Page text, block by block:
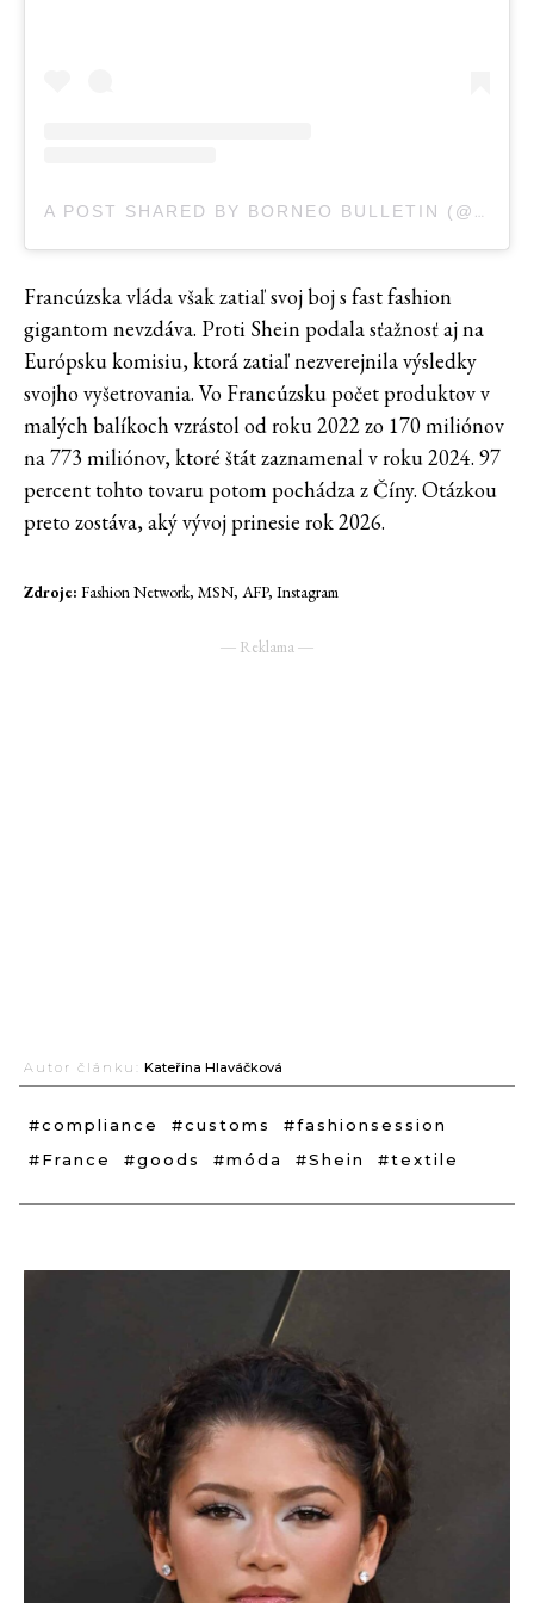
A POST SHARED BY BORNEO BULLETIN (@BORNEOBULLETIN)
Francúzska vláda však zatiaľ svoj boj s fast fashion
gigantom nevzdáva. Proti Shein podala sťažnosť aj na
Európsku komisiu, ktorá zatiaľ nezverejnila výsledky
svojho vyšetrovania. Vo Francúzsku počet produktov v
malých balíkoch vzrástol od roku 2022 zo 170 miliónov
na 773 miliónov, ktoré štát zaznamenal v roku 2024. 97
percent tohto tovaru potom pochádza z Číny. Otázkou
preto zostáva, aký vývoj prinesie rok 2026.
Zdroje: Fashion Network, MSN, AFP, Instagram
― Reklama ―
Autor článku: Kateřina Hlaváčková
#compliance #customs
#fashionsession
#France
#goods #móda #Shein #textile